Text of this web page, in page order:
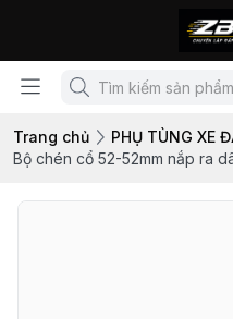
Trang chủ PHỤ TÙNG XE
Bộ chén cổ 52-52mm nắp ra